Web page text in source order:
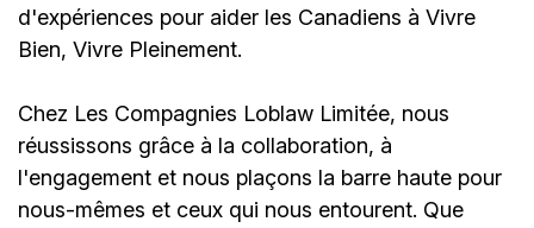
d'expériences pour aider les Canadiens à Vivre
Bien, Vivre Pleinement.
Chez Les Compagnies Loblaw Limitée, nous
réussissons grâce à la collaboration, à
l'engagement et nous plaçons la barre haute pour
nous-mêmes et ceux qui nous entourent. Que